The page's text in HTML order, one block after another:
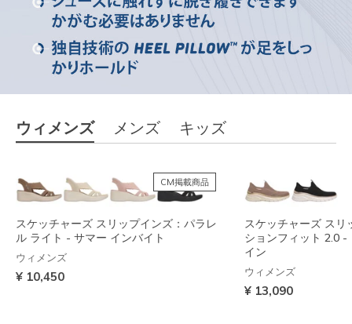
ウィメンズ メンズ キッズ
CM掲載商品
スケッチャーズ スリップインズ：パラレ
ル ライト - サマー インバイト
ウィメンズ
¥ 10,450
スケッチャーズ スリ
ションフィット 2.0 -
イン
ウィメンズ
¥ 13,090